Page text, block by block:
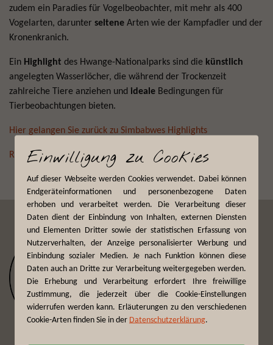
zudem ein Paradies für Vogelbeobachter, mit mehr als 400
Vogelarten, darunter seltene Arten wie der Kampfadler und der
Kronenkranich.
Ein Highlight des Hwange-Nationalparks sind die künstlich
angelegten Wasserlöcher, die während der Trockenzeit
zahlreiche Tiere anziehen und ideale Bedingungen für
Tierbeobachtungen bieten.
Hier gelangen Sie zurück zu Simbabwes Highlights
Reisen in Simbabwe
Einwilligung zu Cookies
Auf dieser Webseite werden Cookies verwendet. Dabei können
Endgeräteinformationen und personenbezogene Daten
erhoben und verarbeitet werden. Die Verarbeitung dieser
Daten dient der Einbindung von Inhalten, externen Diensten
und Elementen Dritter sowie der statistischen Erfassung von
Nutzerverhalten, der Anzeige personalisierter Werbung und
Einbindung sozialer Medien. Je nach Funktion können diese
Daten auch an Dritte zur Verarbeitung weitergegeben werden.
Die Erhebung und Verarbeitung erfordert Ihre freiwillige
Zustimmung, die jederzeit über die Cookie-Einstellungen
widerrufen werden kann. Erläuterungen zu den verschiedenen
Cookie-Arten finden Sie in der Datenschutzerklärung.